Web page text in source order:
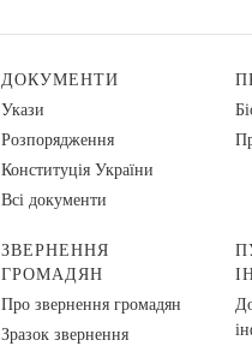
ДОКУМЕНТИ
Укази
Розпорядження
Конституція України
Всі документи
ЗВЕРНЕННЯ
ГРОМАДЯН
Про звернення громадян
Зразок звернення